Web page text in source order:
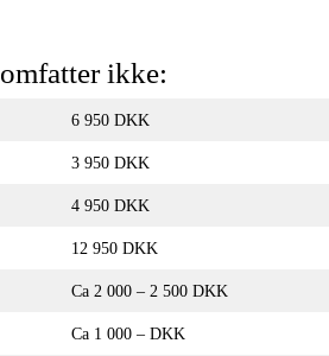
omfatter ikke:
6 950 DKK
3 950 DKK
4 950 DKK
12 950 DKK
Ca 2 000 – 2 500 DKK
Ca 1 000 – DKK